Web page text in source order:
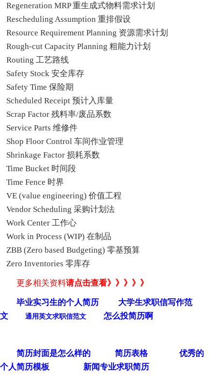
Regeneration MRP 重生成式物料需求计划
Rescheduling Assumption 重排假设
Resource Requirement Planning 资源需求计划
Rough-cut Capacity Planning 粗能力计划
Routing 工艺路线
Safety Stock 安全库存
Safety Time 保险期
Scheduled Receipt 预计入库量
Scrap Factor 残料率/废品系数
Service Parts 维修件
Shop Floor Control 车间作业管理
Shrinkage Factor 损耗系数
Time Bucket 时间段
Time Fence 时界
VE (value engineering) 价值工程
Vendor Scheduling 采购计划法
Work Center 工作心
Work in Process (WIP) 在制品
ZBB (Zero based Budgeting) 零基预算
Zero Inventories 零库存
更多相关资料请点击查看》》》》》
毕业实习生的个人简历
大学生求职信写作范
文
通用英文求职信范文 怎么投简历啊
简历封面是怎么样的 简历表格
优秀的
个人简历模板
新闻专业求职简历